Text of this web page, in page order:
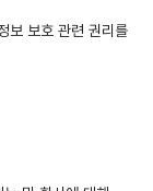
보 보호 관련 권리를